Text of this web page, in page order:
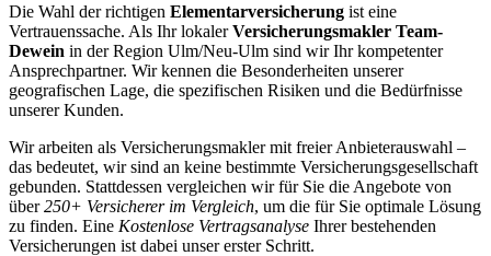
Die Wahl der richtigen Elementarversicherung ist eine
Vertrauenssache. Als Ihr lokalerVersicherungsmakler Team-
Dewein in der Region Ulm/Neu-Ulm sind wir Ihr kompetenter
Ansprechpartner. Wir kennen die Besonderheiten unserer
geografischen Lage, die spezifischen Risiken und die Bedürfnisse
unserer Kunden.
Wir arbeiten als Versicherungsmakler mit freier Anbieterauswahl –
das bedeutet, wir sind an keine bestimmte Versicherungsgesellschaft
gebunden. Stattdessen vergleichen wir für Sie die Angebote von
über250+ Versicherer im Vergleich, um die für Sie optimale Lösung
zu finden. Eine Kostenlose Vertragsanalyse Ihrer bestehenden
Versicherungen ist dabei unser erster Schritt.